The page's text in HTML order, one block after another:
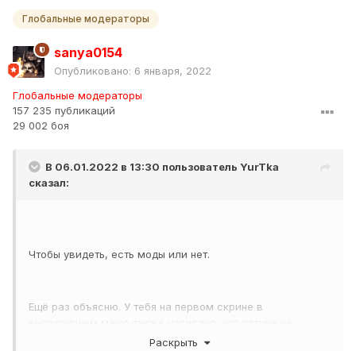
Глобальные модераторы
sanya0154
Опубликовано: 6 января, 2022
Глобальные модераторы
157 235 публикаций
29 002 боя
В 06.01.2022 в 13:30 пользователь YurTka
сказал:
Чтобы увидеть, есть моды или нет.
Ещё раз объясню. У тебя на первом скрине в
установлена, хотя она установлена. Тебя этот факт не
Раскрыть